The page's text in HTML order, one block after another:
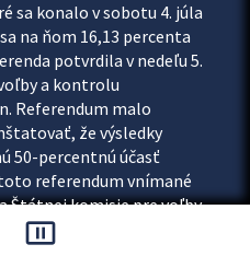
sa konalo v sobotu 4. júla
na ňom 16,13 percenta
potvrdila v nedeľu 5.
a kontrolu
Referendum malo
že výsledky
50-percentnú účasť
referendum vnímané
Štátnej komisie pre voľby
pause_presentation